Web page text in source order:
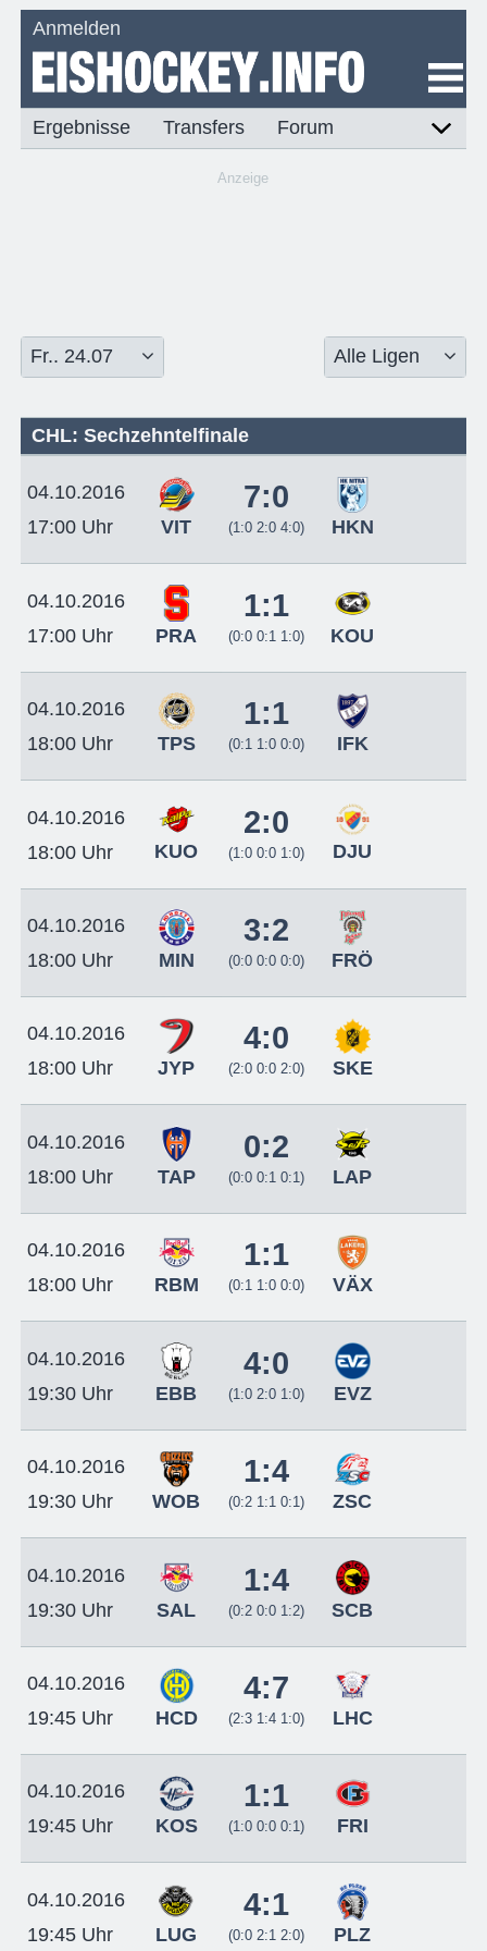
Anmelden
Ergebnisse Transfers Forum
Anzeige
CHL: Sechzehntelfinale
04.10.2016
17:00 Uhr
VIT
7:0
(1:0 2:0 4:0) HKN
04.10.2016
17:00 Uhr
PRA
1:1
(0:0 0:1 1:0) KOU
04.10.2016
18:00 Uhr
TPS
1:1
(0:1 1:0 0:0) IFK
04.10.2016
18:00 Uhr
KUO
2:0
(1:0 0:0 1:0) DJU
04.10.2016
18:00 Uhr
MIN
3:2
(0:0 0:0 0:0) FRÖ
04.10.2016
18:00 Uhr
JYP
4:0
(2:0 0:0 2:0) SKE
04.10.2016
18:00 Uhr
TAP
0:2
(0:0 0:1 0:1) LAP
04.10.2016
18:00 Uhr
RBM
1:1
(0:1 1:0 0:0) VÄX
04.10.2016
19:30 Uhr
EBB
4:0
(1:0 2:0 1:0) EVZ
04.10.2016
19:30 Uhr
WOB
1:4
(0:2 1:1 0:1) ZSC
04.10.2016
19:30 Uhr
SAL
1:4
(0:2 0:0 1:2) SCB
04.10.2016
19:45 Uhr
HCD
4:7
(2:3 1:4 1:0) LHC
04.10.2016
19:45 Uhr
KOS
1:1
(1:0 0:0 0:1) FRI
04.10.2016
19:45 Uhr
LUG
4:1
(0:0 2:1 2:0) PLZ